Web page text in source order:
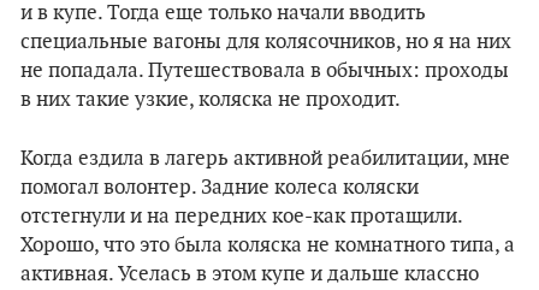
и в купе. Тогда еще только начали вводить
специальные вагоны для колясочников, но я на них
не попадала. Путешествовала в обычных: проходы
в них такие узкие, коляска не проходит.
Когда ездила в лагерь активной реабилитации, мне
помогал волонтер. Задние колеса коляски
отстегнули и на передних кое-как протащили.
Хорошо, что это была коляска не комнатного типа, а
активная. Уселась в этом купе и дальше классно